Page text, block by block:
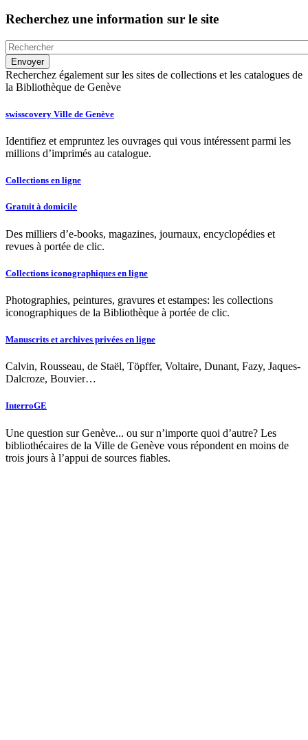
Recherchez une information sur le site
Recherchez également sur les sites de collections et les catalogues de
la Bibliothèque de Genève
swisscovery Ville de Genève
Identifiez et empruntez les ouvrages qui vous intéressent parmi les
millions d’imprimés au catalogue.
Collections en ligne
Gratuit à domicile
Des milliers d’e-books, magazines, journaux, encyclopédies et
revues à portée de clic.
Collections iconographiques en ligne
Photographies, peintures, gravures et estampes: les collections
iconographiques de la Bibliothèque à portée de clic.
Manuscrits et archives privées en ligne
Calvin, Rousseau, de Staël, Töpffer, Voltaire, Dunant, Fazy, Jaques-
Dalcroze, Bouvier…
InterroGE
Une question sur Genève... ou sur n’importe quoi d’autre? Les
bibliothécaires de la Ville de Genève vous répondent en moins de
trois jours à l’appui de sources fiables.